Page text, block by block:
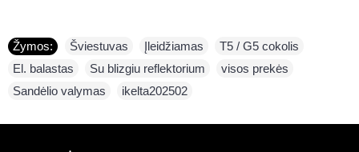
Žymos: Šviestuvas Įleidžiamas T5 / G5 cokolis
El. balastas
Su blizgiu reflektorium visos prekės
Sandėlio valymas
ikelta202502